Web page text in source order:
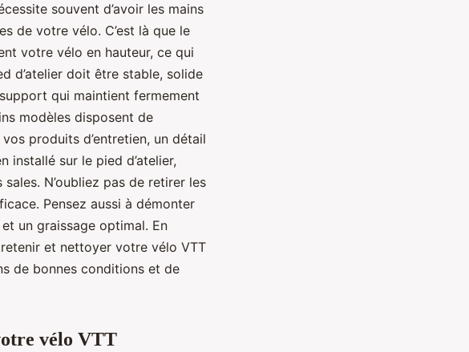
souvent d’avoir les mains
de votre vélo. C’est là que le
votre vélo en hauteur, ce qui
d’atelier doit être stable, solide
qui maintient fermement
modèles disposent de
produits d’entretien, un détail
installé sur le pied d’atelier,
N’oubliez pas de retirer les
Pensez aussi à démonter
un graissage optimal. En
et nettoyer votre vélo VTT
de bonnes conditions et de
vélo VTT